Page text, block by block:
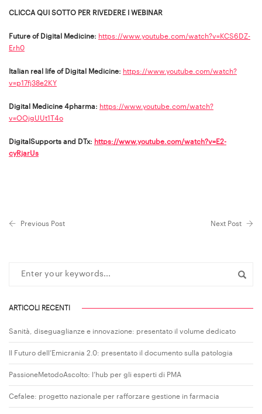
CLICCA QUI SOTTO PER RIVEDERE I WEBINAR
Future of Digital Medicine: https://www.youtube.com/watch?v=KCS6DZ-
Erh0
Italian real life of Digital Medicine: https://www.youtube.com/watch?
v=p17fj38e2KY
Digital Medicine 4pharma: https://www.youtube.com/watch?
v=OOjgUUt1T4o
DigitalSupports and DTx: https://www.youtube.com/watch?v=E2-
cyRjarUs
Previous Post Next Post
ARTICOLI RECENTI
Sanità, diseguaglianze e innovazione: presentato il volume dedicato
Il Futuro dell’Emicrania 2.0: presentato il documento sulla patologia
PassioneMetodoAscolto: l’hub per gli esperti di PMA
Cefalee: progetto nazionale per rafforzare gestione in farmacia